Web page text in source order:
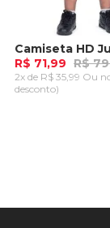
R$ 71,99 R$
2x de R$ 35,99 Ou
desconto)